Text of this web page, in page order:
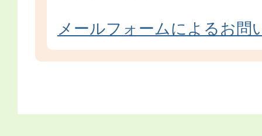
メールフォームによるお問